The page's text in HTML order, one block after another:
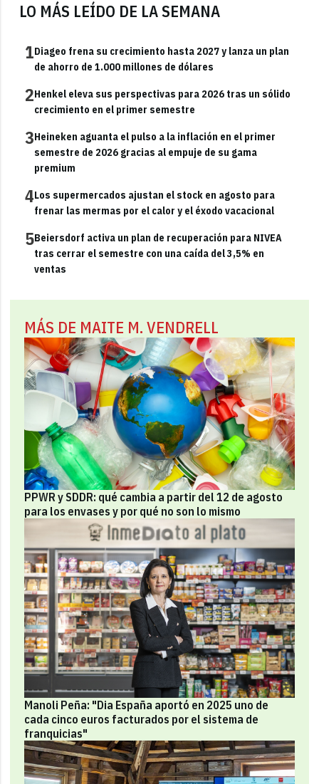
LO MÁS LEÍDO DE LA SEMANA
1Diageo frena su crecimiento hasta 2027 y lanza un plan
de ahorro de 1.000 millones de dólares
2Henkel eleva sus perspectivas para 2026 tras un sólido
crecimiento en el primer semestre
3Heineken aguanta el pulso a la inflación en el primer
semestre de 2026 gracias al empuje de su gama
premium
4Los supermercados ajustan el stock en agosto para
frenar las mermas por el calor y el éxodo vacacional
5Beiersdorf activa un plan de recuperación para NIVEA
tras cerrar el semestre con una caída del 3,5% en
ventas
MÁS DE MAITE M. VENDRELL
PPWR y SDDR: qué cambia a partir del 12 de agosto
para los envases y por qué no son lo mismo
Manoli Peña: "Dia España aportó en 2025 uno de
cada cinco euros facturados por el sistema de
franquicias"